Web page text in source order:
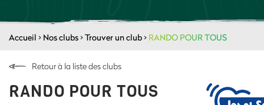
Accueil > Nos clubs>Trouver un club> RANDO POUR TOUS
Retour à la liste des clubs
RANDO POUR TOUS